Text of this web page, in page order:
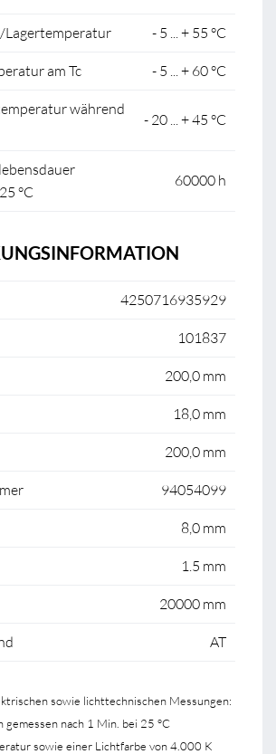
Lagertemperatur - 5 ... + 55 °C
am Tc - 5 ... + 60 °C
während
- 20 ... + 45 °C
°C
60000 h
4250716935929
101837
200,0 mm
18,0 mm
200,0 mm
94054099
8,0 mm
1.5 mm
20000 mm
AT
sowie lichttechnischen Messungen:
gemessen nach 1 Min. bei 25 °C
sowie einer Lichtfarbe von 4.000 K